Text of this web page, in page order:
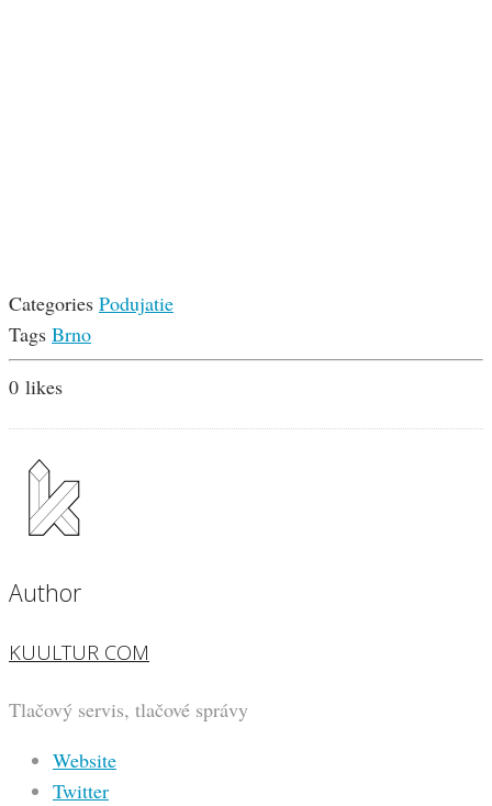
Categories Podujatie
Tags Brno
0 likes
Author
KUULTUR COM
Tlačový servis, tlačové správy
Website
Twitter